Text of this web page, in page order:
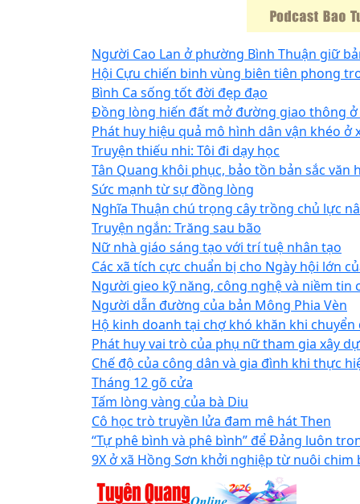
Người Cao Lan ở phường Bình Thuận giữ
Hội Cựu chiến binh vùng biên tiên phong
Bình Ca sống tốt đời đẹp đạo
Đồng lòng hiến đất mở đường giao thông ở
Phát huy hiệu quả mô hình dân vận khéo ở
Truyện thiếu nhi: Tôi đi dạy học
Tân Quang khôi phục, bảo tồn bản sắc văn
Sức mạnh từ sự đồng lòng
Nghĩa Thuận chú trọng cây trồng chủ lực
Truyện ngắn: Trăng sau bão
Nữ nhà giáo sáng tạo với trí tuệ nhân tạo
Các xã tích cực chuẩn bị cho Ngày hội lớn
Người gieo kỹ năng, công nghệ và niềm tin
Người dẫn đường của bản Mông Phia Vèn
Hộ kinh doanh tại chợ khó khăn khi
Phát huy vai trò của phụ nữ tham gia xây
Chế độ của công dân và gia đình khi thực
Tháng 12 gõ cửa
Tấm lòng vàng của bà Diu
Cô học trò truyền lửa đam mê hát Then
“Tự phê bình và phê bình” để Đảng luôn
9X ở xã Hồng Sơn khởi nghiệp từ nuôi chim